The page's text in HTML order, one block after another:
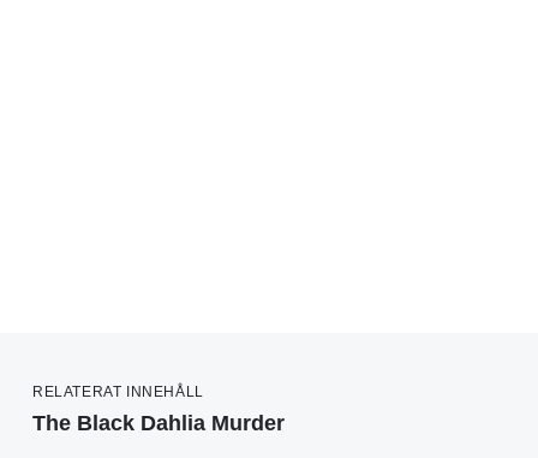
RELATERAT INNEHÅLL
The Black Dahlia Murder